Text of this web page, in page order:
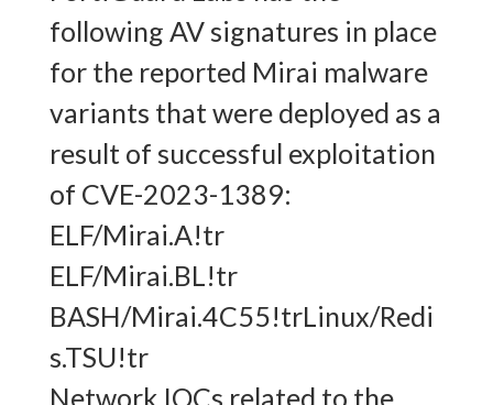
following AV signatures in place
for the reported Mirai malware
variants that were deployed as a
result of successful exploitation
of CVE-2023-1389:
ELF/Mirai.A!tr
ELF/Mirai.BL!tr
BASH/Mirai.4C55!trLinux/Redi
s.TSU!tr
Network IOCs related to the